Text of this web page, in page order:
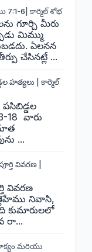
7:1-6| కార్మెల్ శోభ
గూర్చి మీరు
మిమ్ము
ఏలనన
చేసినట్లే ...
హత్యలు | కార్మెల్
18 వారు
...
వివరణ |
వివరణ
నివాసి,
రా...
మరియు